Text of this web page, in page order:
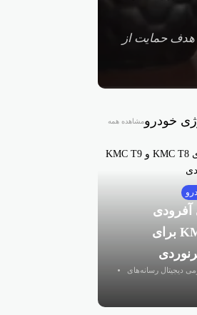
هدف حمایت از
خودرومشاهده همه
آفرودی
KMC T8 و KMC T9 برای
دیجیتال رسانه‌های